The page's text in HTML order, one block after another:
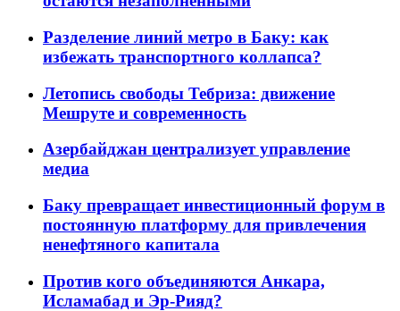
Разделение линий метро в Баку: как
избежать транспортного коллапса?
Летопись свободы Тебриза: движение
Мешруте и современность
Азербайджан централизует управление
медиа
Баку превращает инвестиционный форум в
постоянную платформу для привлечения
ненефтяного капитала
Против кого объединяются Анкара,
Исламабад и Эр-Рияд?